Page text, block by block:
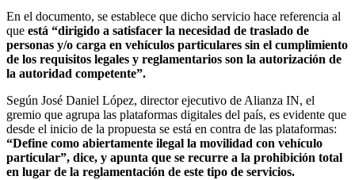
En el documento, se establece que dicho servicio hace referencia al
que está “dirigido a satisfacer la necesidad de traslado de
personas y/o carga en vehículos particulares sin el cumplimiento
de los requisitos legales y reglamentarios son la autorización de
la autoridad competente”.
Según José Daniel López, director ejecutivo de Alianza IN, el
gremio que agrupa las plataformas digitales del país, es evidente que
desde el inicio de la propuesta se está en contra de las plataformas:
“Define como abiertamente ilegal la movilidad con vehículo
particular”, dice, y apunta que se recurre a la prohibición total
en lugar de la reglamentación de este tipo de servicios.